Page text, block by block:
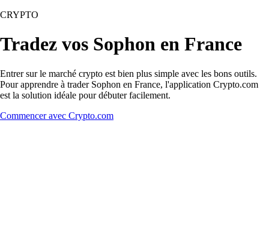
CRYPTO
Tradez vos Sophon en France
Entrer sur le marché crypto est bien plus simple avec les bons outils.
Pour apprendre à trader Sophon en France, l'application Crypto.com
est la solution idéale pour débuter facilement.
Commencer avec Crypto.com